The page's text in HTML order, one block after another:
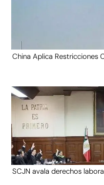
China Aplica Restricciones
SCJN avala derechos